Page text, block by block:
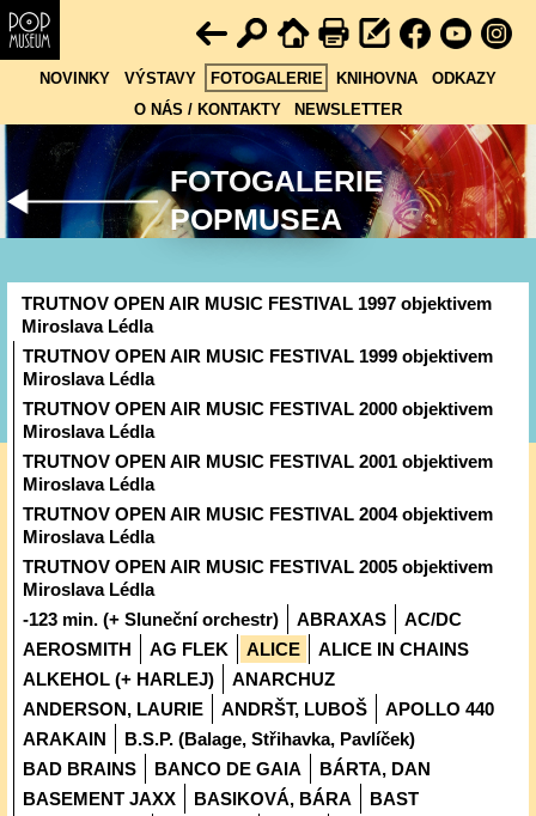
NOVINKY VÝSTAVY FOTOGALERIE KNIHOVNA
ODKAZY
O NÁS / KONTAKTY
NEWSLETTER
FOTOGALERIE
POPMUSEA
TRUTNOV OPEN AIR MUSIC FESTIVAL 1997 objektivem
Miroslava Lédla
TRUTNOV OPEN AIR MUSIC FESTIVAL 1999 objektivem
Miroslava Lédla
TRUTNOV OPEN AIR MUSIC FESTIVAL 2000 objektivem
Miroslava Lédla
TRUTNOV OPEN AIR MUSIC FESTIVAL 2001 objektivem
Miroslava Lédla
TRUTNOV OPEN AIR MUSIC FESTIVAL 2004 objektivem
Miroslava Lédla
TRUTNOV OPEN AIR MUSIC FESTIVAL 2005 objektivem
Miroslava Lédla
-123 min. (+ Sluneční orchestr)
ABRAXAS
AC/DC
AEROSMITH
AG FLEK ALICE
ALICE IN CHAINS
ALKEHOL (+ HARLEJ)
ANARCHUZ
ANDERSON, LAURIE
ANDRŠT, LUBOŠ
APOLLO 440
ARAKAIN
B.S.P. (Balage, Střihavka, Pavlíček)
BAD BRAINS
BANCO DE GAIA
BÁRTA, DAN
BASEMENT JAXX
BASIKOVÁ, BÁRA
BAST